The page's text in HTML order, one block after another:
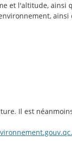
et l'altitude, ainsi
Il est